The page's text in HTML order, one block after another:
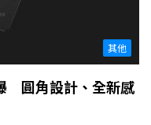
其他
圓角設計、全新感